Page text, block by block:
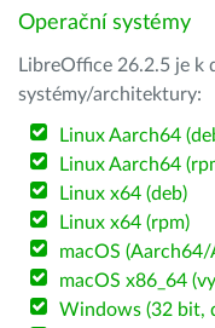
Operační systémy
LibreOffice 26.2.5 je k
systémy/architektury:
Linux Aarch64
Linux Aarch64
Linux x64 (deb)
Linux x64 (rpm)
macOS
macOS x86_64
Windows (32 bit,